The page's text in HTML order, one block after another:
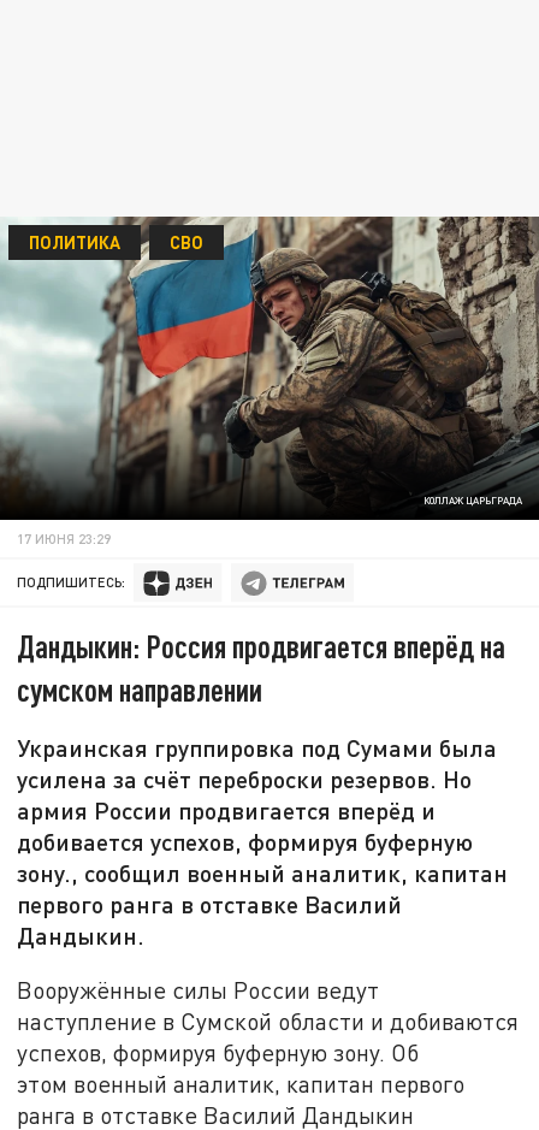
КОЛЛАЖ ЦАРЬГРАДА
ПОЛИТИКА СВО
17 ИЮНЯ 23:29
ПОДПИШИТЕСЬ:
Дандыкин: Россия продвигается вперёд на
сумском направлении
Украинская группировка под Сумами была
усилена за счёт переброски резервов. Но
армия России продвигается вперёд и
добивается успехов, формируя буферную
зону., сообщил военный аналитик, капитан
первого ранга в отставке Василий
Дандыкин.
Вооружённые силы России ведут
наступление в Сумской области и добиваются
успехов, формируя буферную зону. Об
этом военный аналитик, капитан первого
ранга в отставке Василий Дандыкин